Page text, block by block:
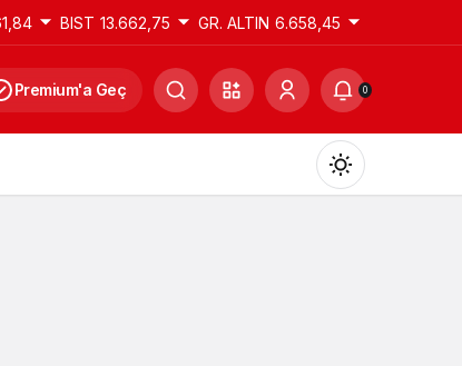
BIST 13.662,75 GR. ALTIN 6.658,45
Premium'a Geç 0